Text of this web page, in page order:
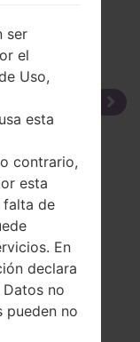
ser
el
Uso,
esta
contrario,
esta
falta de
En
declara
no
pueden no